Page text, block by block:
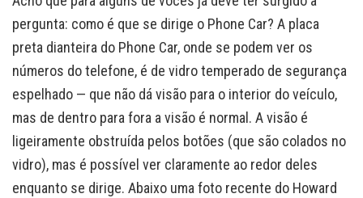
pergunta: como é que se dirige o Phone Car? A placa
preta dianteira do Phone Car, onde se podem ver os
números do telefone, é de vidro temperado de segurança
espelhado — que não dá visão para o interior do veículo,
mas de dentro para fora a visão é normal. A visão é
ligeiramente obstruída pelos botões (que são colados no
vidro), mas é possível ver claramente ao redor deles
enquanto se dirige. Abaixo uma foto recente do Howard